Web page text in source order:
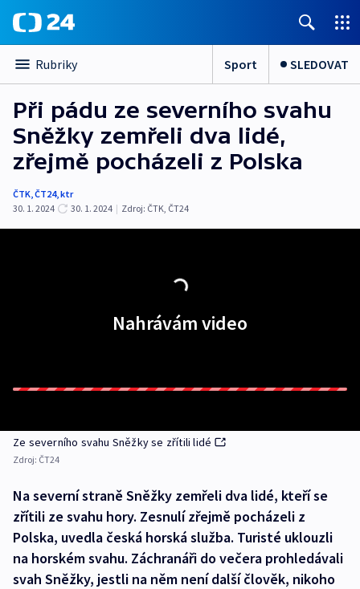
Rubriky Sport SLEDOVAT
Při pádu ze severního svahu
Sněžky zemřeli dva lidé,
zřejmě pocházeli z Polska
ČTK,ČT24,ktr
30. 1. 2024
30. 1. 2024 | Zdroj: ČTK, ČT24
Nahrávám video
Ze severního svahu Sněžky se zřítili lidé
Zdroj: ČT24
Na severní straně Sněžky zemřeli dva lidé, kteří se
zřítili ze svahu hory. Zesnulí zřejmě pocházeli z
Polska, uvedla česká horská služba. Turisté uklouzli
na horském svahu. Záchranáři do večera prohledávali
svah Sněžky, jestli na něm není další člověk, nikoho